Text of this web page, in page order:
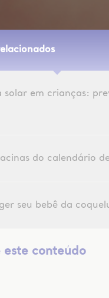
solar em crianças:
do calendário
seu bebê da
este conteúdo